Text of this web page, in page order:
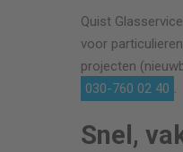
Quist
voor
projecten
030-760 02 40 .
Snel,